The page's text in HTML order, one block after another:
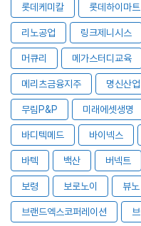
롯데케미칼 롯데하이마트
리노공업 링크제니시스
머큐리 메가스터디교육
메리츠금융지주 명신산업
무림P&P 미래에셋생명
바디텍메드 바이넥스
바텍 백산 버넥트
보령 보로노이 뷰노
브랜드엑스코퍼레이션